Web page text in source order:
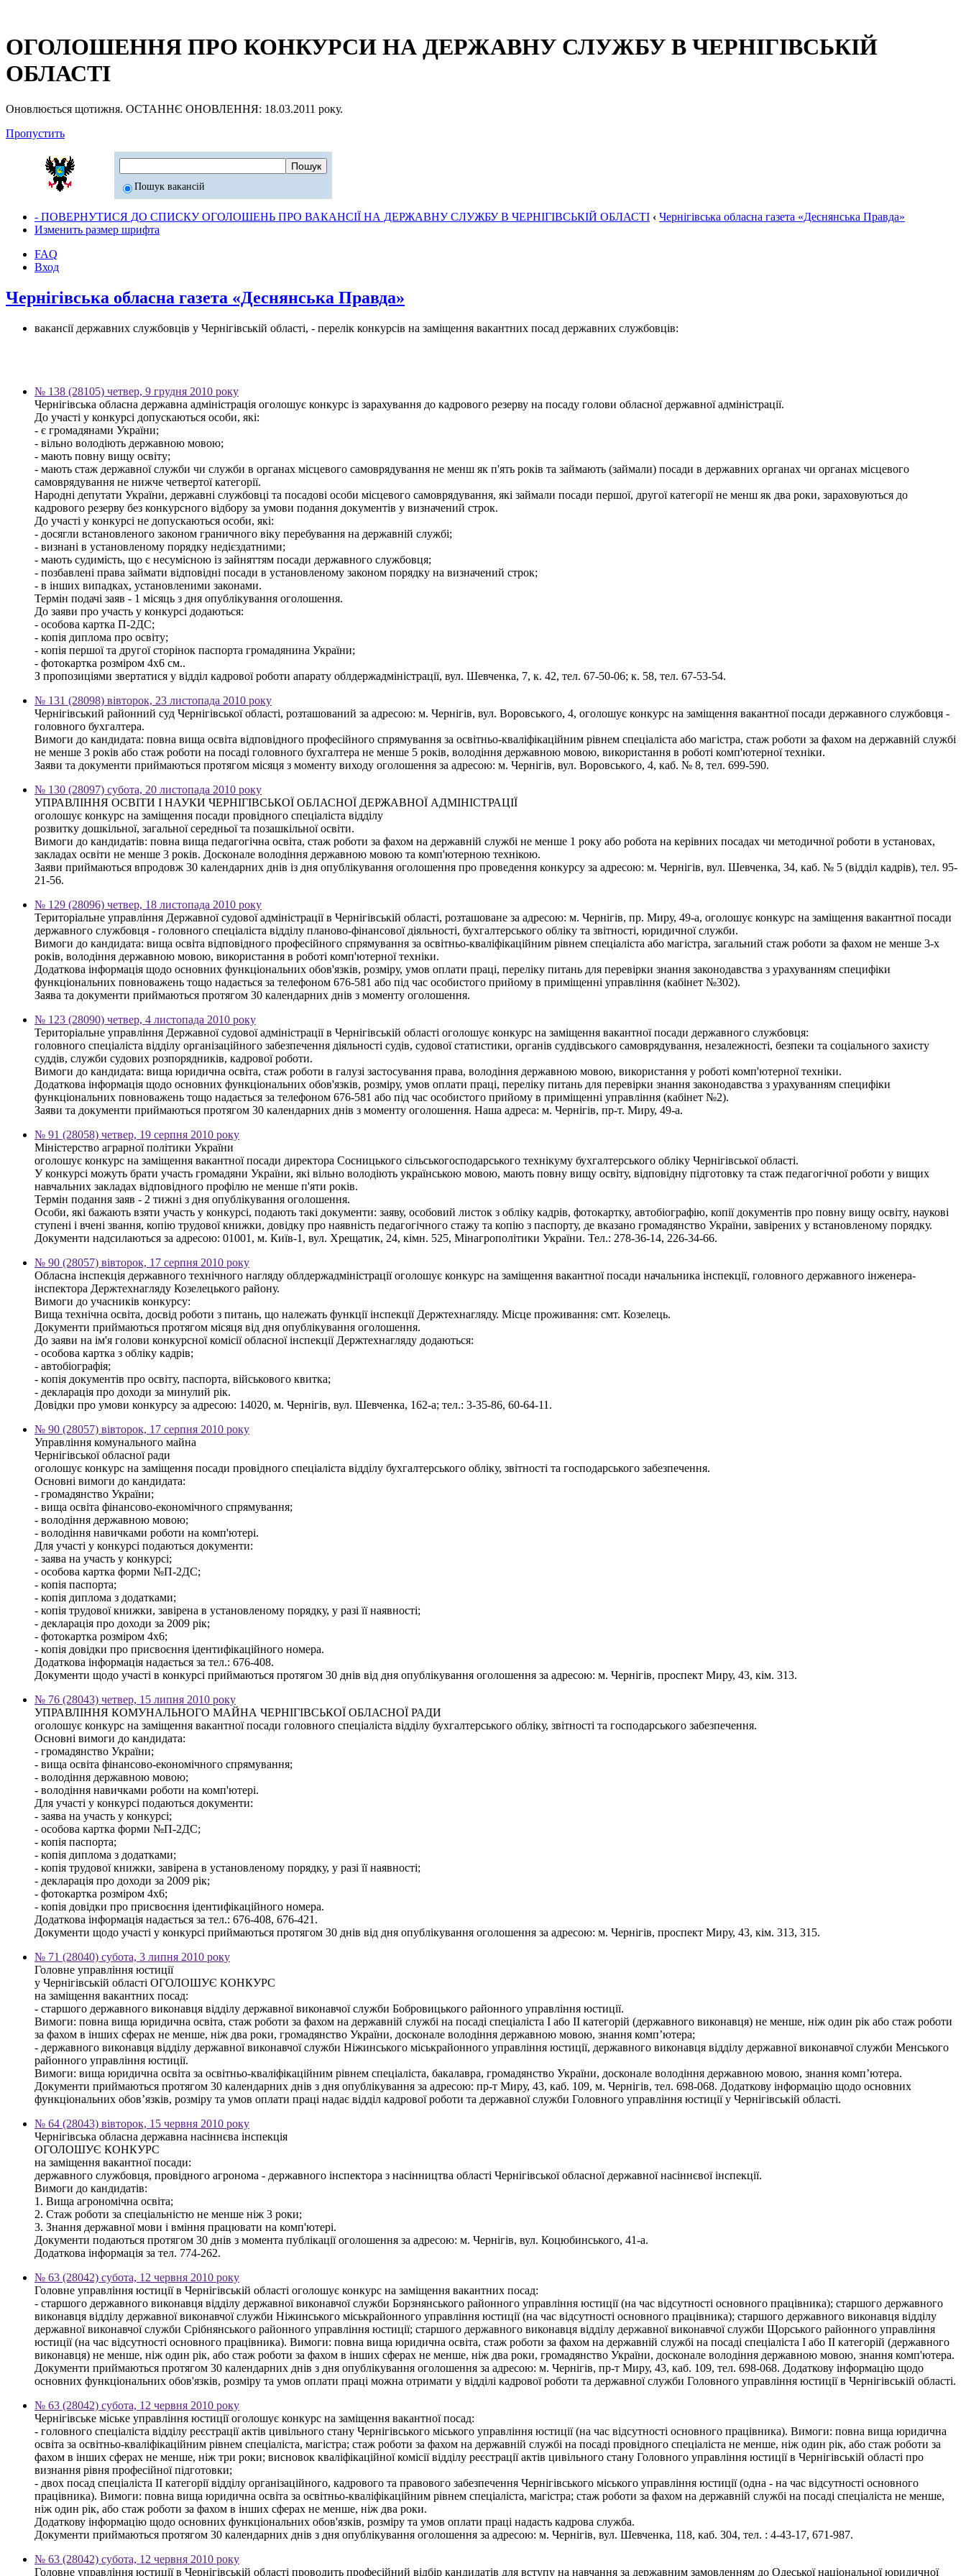
ОГОЛОШЕННЯ ПРО КОНКУРСИ НА ДЕРЖАВНУ СЛУЖБУ В ЧЕРНІГІВСЬКІЙ
ОБЛАСТІ
Оновлюється щотижня. ОСТАННЄ ОНОВЛЕННЯ: 18.03.2011 року.
Пропустить
Пошук вакансій
- ПОВЕРНУТИСЯ ДО СПИСКУ ОГОЛОШЕНЬ ПРО ВАКАНСІЇ НА ДЕРЖАВНУ СЛУЖБУ В ЧЕРНІГІВСЬКІЙ ОБЛАСТІ ‹ Чернігівська обласна газета «Деснянська Правда»
Изменить размер шрифта
FAQ
Вход
Чернігівська обласна газета «Деснянська Правда»
вакансії державних службовців у Чернігівській області, - перелік конкурсів на заміщення вакантних посад державних службовців:
№ 138 (28105) четвер, 9 грудня 2010 року
Чернігівська обласна державна адміністрація оголошує конкурс із зарахування до кадрового резерву на посаду голови обласної державної адміністрації.
До участі у конкурсі допускаються особи, які:
- є громадянами України;
- вільно володіють державною мовою;
- мають повну вищу освіту;
- мають стаж державної служби чи служби в органах місцевого самоврядування не менш як п'ять років та займають (займали) посади в державних органах чи органах місцевого
самоврядування не нижче четвертої категорії.
Народні депутати України, державні службовці та посадові особи місцевого самоврядування, які займали посади першої, другої категорії не менш як два роки, зараховуються до
кадрового резерву без конкурсного відбору за умови подання документів у визначений строк.
До участі у конкурсі не допускаються особи, які:
- досягли встановленого законом граничного віку перебування на державній службі;
- визнані в установленому порядку недієздатними;
- мають судимість, що є несумісною із зайняттям посади державного службовця;
- позбавлені права займати відповідні посади в установленому законом порядку на визначений строк;
- в інших випадках, установленими законами.
Термін подачі заяв - 1 місяць з дня опублікування оголошення.
До заяви про участь у конкурсі додаються:
- особова картка П-2ДС;
- копія диплома про освіту;
- копія першої та другої сторінок паспорта громадянина України;
- фотокартка розміром 4х6 см..
З пропозиціями звертатися у відділ кадрової роботи апарату облдержадміністрації, вул. Шевченка, 7, к. 42, тел. 67-50-06; к. 58, тел. 67-53-54.
№ 131 (28098) вівторок, 23 листопада 2010 року
Чернігівський районний суд Чернігівської області, розташований за адресою: м. Чернігів, вул. Воровського, 4, оголошує конкурс на заміщення вакантної посади державного службовця -
головного бухгалтера.
Вимоги до кандидата: повна вища освіта відповідного професійного спрямування за освітньо-кваліфікаційним рівнем спеціаліста або магістра, стаж роботи за фахом на державній службі
не менше 3 років або стаж роботи на посаді головного бухгалтера не менше 5 років, володіння державною мовою, використання в роботі комп'ютерної техніки.
Заяви та документи приймаються протягом місяця з моменту виходу оголошення за адресою: м. Чернігів, вул. Воровського, 4, каб. № 8, тел. 699-590.
№ 130 (28097) субота, 20 листопада 2010 року
УПРАВЛІННЯ ОСВІТИ І НАУКИ ЧЕРНІГІВСЬКОЇ ОБЛАСНОЇ ДЕРЖАВНОЇ АДМІНІСТРАЦІЇ
оголошує конкурс на заміщення посади провідного спеціаліста відділу
розвитку дошкільної, загальної середньої та позашкільної освіти.
Вимоги до кандидатів: повна вища педагогічна освіта, стаж роботи за фахом на державній службі не менше 1 року або робота на керівних посадах чи методичної роботи в установах,
закладах освіти не менше 3 років. Досконале володіння державною мовою та комп'ютерною технікою.
Заяви приймаються впродовж 30 календарних днів із дня опублікування оголошення про проведення конкурсу за адресою: м. Чернігів, вул. Шевченка, 34, каб. № 5 (відділ кадрів), тел. 95-
21-56.
№ 129 (28096) четвер, 18 листопада 2010 року
Територіальне управління Державної судової адміністрації в Чернігівській області, розташоване за адресою: м. Чернігів, пр. Миру, 49-а, оголошує конкурс на заміщення вакантної посади
державного службовця - головного спеціаліста відділу планово-фінансової діяльності, бухгалтерського обліку та звітності, юридичної служби.
Вимоги до кандидата: вища освіта відповідного професійного спрямування за освітньо-кваліфікаційним рівнем спеціаліста або магістра, загальний стаж роботи за фахом не менше 3-х
років, володіння державною мовою, використання в роботі комп'ютерної техніки.
Додаткова інформація щодо основних функціональних обов'язків, розміру, умов оплати праці, переліку питань для перевірки знання законодавства з урахуванням специфіки
функціональних повноважень тощо надається за телефоном 676-581 або під час особистого прийому в приміщенні управління (кабінет №302).
Заява та документи приймаються протягом 30 календарних днів з моменту оголошення.
№ 123 (28090) четвер, 4 листопада 2010 року
Територіальне управління Державної судової адміністрації в Чернігівській області оголошує конкурс на заміщення вакантної посади державного службовця:
головного спеціаліста відділу організаційного забезпечення діяльності судів, судової статистики, органів суддівського самоврядування, незалежності, безпеки та соціального захисту
суддів, служби судових розпорядників, кадрової роботи.
Вимоги до кандидата: вища юридична освіта, стаж роботи в галузі застосування права, володіння державною мовою, використання у роботі комп'ютерної техніки.
Додаткова інформація щодо основних функціональних обов'язків, розміру, умов оплати праці, переліку питань для перевірки знання законодавства з урахуванням специфіки
функціональних повноважень тощо надається за телефоном 676-581 або під час особистого прийому в приміщенні управління (кабінет №2).
Заяви та документи приймаються протягом 30 календарних днів з моменту оголошення. Наша адреса: м. Чернігів, пр-т. Миру, 49-а.
№ 91 (28058) четвер, 19 серпня 2010 року
Міністерство аграрної політики України
оголошує конкурс на заміщення вакантної посади директора Сосницького сільськогосподарського технікуму бухгалтерського обліку Чернігівської області.
У конкурсі можуть брати участь громадяни України, які вільно володіють українською мовою, мають повну вищу освіту, відповідну підготовку та стаж педагогічної роботи у вищих
навчальних закладах відповідного профілю не менше п'яти років.
Термін подання заяв - 2 тижні з дня опублікування оголошення.
Особи, які бажають взяти участь у конкурсі, подають такі документи: заяву, особовий листок з обліку кадрів, фотокартку, автобіографію, копії документів про повну вищу освіту, наукові
ступені і вчені звання, копію трудової книжки, довідку про наявність педагогічного стажу та копію з паспорту, де вказано громадянство України, завірених у встановленому порядку.
Документи надсилаються за адресою: 01001, м. Київ-1, вул. Хрещатик, 24, кімн. 525, Мінагрополітики України. Тел.: 278-36-14, 226-34-66.
№ 90 (28057) вівторок, 17 серпня 2010 року
Обласна інспекція державного технічного нагляду облдержадміністрації оголошує конкурс на заміщення вакантної посади начальника інспекції, головного державного інженера-
інспектора Держтехнагляду Козелецького району.
Вимоги до учасників конкурсу:
Вища технічна освіта, досвід роботи з питань, що належать функції інспекції Держтехнагляду. Місце проживання: смт. Козелець.
Документи приймаються протягом місяця від дня опублікування оголошення.
До заяви на ім'я голови конкурсної комісії обласної інспекції Держтехнагляду додаються:
- особова картка з обліку кадрів;
- автобіографія;
- копія документів про освіту, паспорта, військового квитка;
- декларація про доходи за минулий рік.
Довідки про умови конкурсу за адресою: 14020, м. Чернігів, вул. Шевченка, 162-а; тел.: 3-35-86, 60-64-11.
№ 90 (28057) вівторок, 17 серпня 2010 року
Управління комунального майна
Чернігівської обласної ради
оголошує конкурс на заміщення посади провідного спеціаліста відділу бухгалтерського обліку, звітності та господарського забезпечення.
Основні вимоги до кандидата:
- громадянство України;
- вища освіта фінансово-економічного спрямування;
- володіння державною мовою;
- володіння навичками роботи на комп'ютері.
Для участі у конкурсі подаються документи:
- заява на участь у конкурсі;
- особова картка форми №П-2ДС;
- копія паспорта;
- копія диплома з додатками;
- копія трудової книжки, завірена в установленому порядку, у разі її наявності;
- декларація про доходи за 2009 рік;
- фотокартка розміром 4х6;
- копія довідки про присвоєння ідентифікаційного номера.
Додаткова інформація надається за тел.: 676-408.
Документи щодо участі в конкурсі приймаються протягом 30 днів від дня опублікування оголошення за адресою: м. Чернігів, проспект Миру, 43, кім. 313.
№ 76 (28043) четвер, 15 липня 2010 року
УПРАВЛІННЯ КОМУНАЛЬНОГО МАЙНА ЧЕРНІГІВСЬКОЇ ОБЛАСНОЇ РАДИ
оголошує конкурс на заміщення вакантної посади головного спеціаліста відділу бухгалтерського обліку, звітності та господарського забезпечення.
Основні вимоги до кандидата:
- громадянство України;
- вища освіта фінансово-економічного спрямування;
- володіння державною мовою;
- володіння навичками роботи на комп'ютері.
Для участі у конкурсі подаються документи:
- заява на участь у конкурсі;
- особова картка форми №П-2ДС;
- копія паспорта;
- копія диплома з додатками;
- копія трудової книжки, завірена в установленому порядку, у разі її наявності;
- декларація про доходи за 2009 рік;
- фотокартка розміром 4х6;
- копія довідки про присвоєння ідентифікаційного номера.
Додаткова інформація надається за тел.: 676-408, 676-421.
Документи щодо участі у конкурсі приймаються протягом 30 днів від дня опублікування оголошення за адресою: м. Чернігів, проспект Миру, 43, кім. 313, 315.
№ 71 (28040) субота, 3 липня 2010 року
Головне управління юстиції
у Чернігівській області ОГОЛОШУЄ КОНКУРС
на заміщення вакантних посад:
- старшого державного виконавця відділу державної виконавчої служби Бобровицького районного управління юстиції.
Вимоги: повна вища юридична освіта, стаж роботи за фахом на державній службі на посаді спеціаліста І або II категорій (державного виконавця) не менше, ніж один рік або стаж роботи
за фахом в інших сферах не менше, ніж два роки, громадянство України, досконале володіння державною мовою, знання комп’ютера;
- державного виконавця відділу державної виконавчої служби Ніжинського міськрайонного управління юстиції, державного виконавця відділу державної виконавчої служби Менського
районного управління юстиції.
Вимоги: вища юридична освіта за освітньо-кваліфікаційним рівнем спеціаліста, бакалавра, громадянство України, досконале володіння державною мовою, знання комп’ютера.
Документи приймаються протягом 30 календарних днів з дня опублікування за адресою: пр-т Миру, 43, каб. 109, м. Чернігів, тел. 698-068. Додаткову інформацію щодо основних
функціональних обов’язків, розміру та умов оплати праці надає відділ кадрової роботи та державної служби Головного управління юстиції у Чернігівській області.
№ 64 (28043) вівторок, 15 червня 2010 року
Чернігівська обласна державна насіннєва інспекція
ОГОЛОШУЄ КОНКУРС
на заміщення вакантної посади:
державного службовця, провідного агронома - державного інспектора з насінництва області Чернігівської обласної державної насіннєвої інспекції.
Вимоги до кандидатів:
1. Вища агрономічна освіта;
2. Стаж роботи за спеціальністю не менше ніж 3 роки;
3. Знання державної мови і вміння працювати на комп'ютері.
Документи подаються протягом 30 днів з момента публікації оголошення за адресою: м. Чернігів, вул. Коцюбинського, 41-а.
Додаткова інформація за тел. 774-262.
№ 63 (28042) субота, 12 червня 2010 року
Головне управління юстиції в Чернігівській області оголошує конкурс на заміщення вакантних посад:
- старшого державного виконавця відділу державної виконавчої служби Борзнянського районного управління юстиції (на час відсутності основного працівника); старшого державного
виконавця відділу державної виконавчої служби Ніжинського міськрайонного управління юстиції (на час відсутності основного працівника); старшого державного виконавця відділу
державної виконавчої служби Срібнянського районного управління юстиції; старшого державного виконавця відділу державної виконавчої служби Щорського районного управління
юстиції (на час відсутності основного працівника). Вимоги: повна вища юридична освіта, стаж роботи за фахом на державній службі на посаді спеціаліста І або ІІ категорій (державного
виконавця) не менше, ніж один рік, або стаж роботи за фахом в інших сферах не менше, ніж два роки, громадянство України, досконале володіння державною мовою, знання комп'ютера.
Документи приймаються протягом 30 календарних днів з дня опублікування оголошення за адресою: м. Чернігів, пр-т Миру, 43, каб. 109, тел. 698-068. Додаткову інформацію щодо
основних функціональних обов'язків, розміру та умов оплати праці можна отримати у відділі кадрової роботи та державної служби Головного управління юстиції в Чернігівській області.
№ 63 (28042) субота, 12 червня 2010 року
Чернігівське міське управління юстиції оголошує конкурс на заміщення вакантної посад:
- головного спеціаліста відділу реєстрації актів цивільного стану Чернігівського міського управління юстиції (на час відсутності основного працівника). Вимоги: повна вища юридична
освіта за освітньо-кваліфікаційним рівнем спеціаліста, магістра; стаж роботи за фахом на державній службі на посаді провідного спеціаліста не менше, ніж один рік, або стаж роботи за
фахом в інших сферах не менше, ніж три роки; висновок кваліфікаційної комісії відділу реєстрації актів цивільного стану Головного управління юстиції в Чернігівській області про
визнання рівня професійної підготовки;
- двох посад спеціаліста ІІ категорії відділу організаційного, кадрового та правового забезпечення Чернігівського міського управління юстиції (одна - на час відсутності основного
працівника). Вимоги: повна вища юридична освіта за освітньо-кваліфікаційним рівнем спеціаліста, магістра; стаж роботи за фахом на державній службі на посаді спеціаліста не менше,
ніж один рік, або стаж роботи за фахом в інших сферах не менше, ніж два роки.
Додаткову інформацію щодо основних функціональних обов'язків, розміру та умов оплати праці надасть кадрова служба.
Документи приймаються протягом 30 календарних днів з дня опублікування оголошення за адресою: м. Чернігів, вул. Шевченка, 118, каб. 304, тел. : 4-43-17, 671-987.
№ 63 (28042) субота, 12 червня 2010 року
Головне управління юстиції в Чернігівській області проводить професійний відбір кандидатів для вступу на навчання за державним замовленням до Одеської національної юридичної